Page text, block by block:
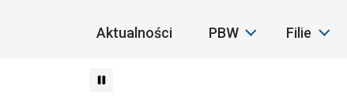
Aktualności PBW Filie